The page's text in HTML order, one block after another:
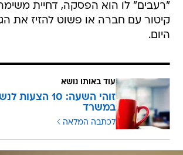
"רעבים" לו הוא הפסקה, דחיית
קיטור עם חברה או פשוט להזיז את
היום.
עוד באותו נושא
זוהי השעה: 10
במשרד
לכתבה המלאה